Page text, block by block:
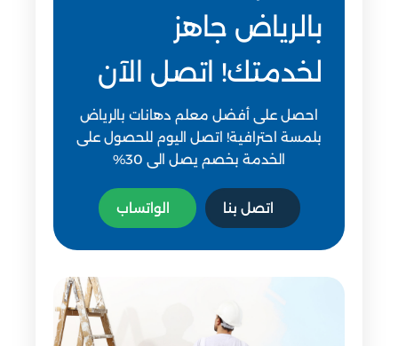
بالرياض جاهز
لخدمتك! اتصل الآن
احصل على أفضل معلم دهانات بالرياض
بلمسة احترافية! اتصل اليوم للحصول على
الخدمة بخصم يصل الى 30%
اتصل بنا الواتساب